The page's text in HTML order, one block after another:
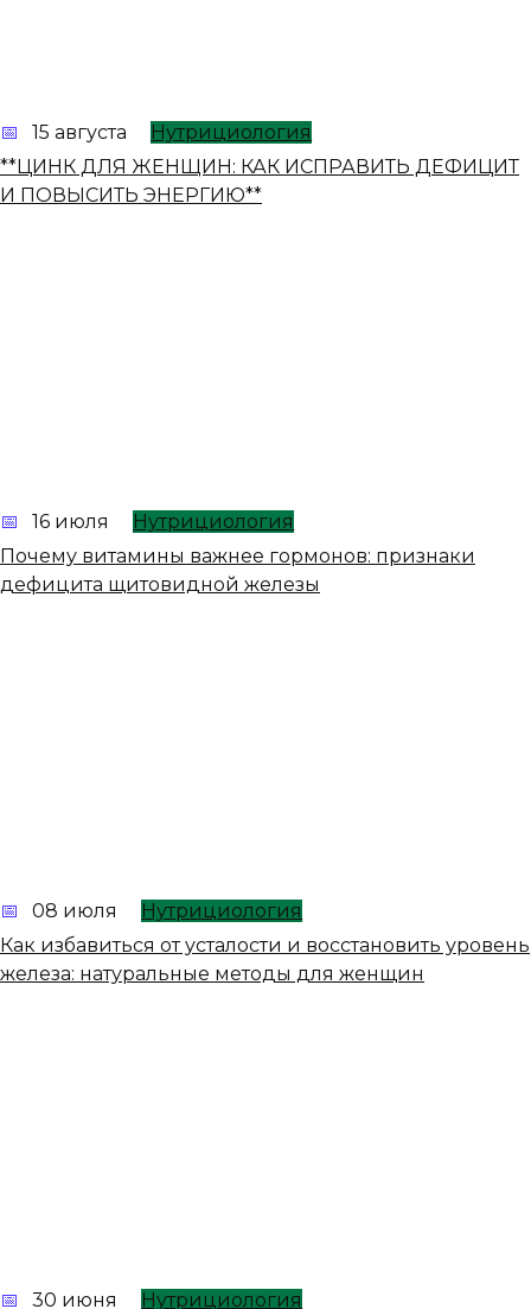
15 августа
Нутрициология
**ЦИНК ДЛЯ ЖЕНЩИН: КАК ИСПРАВИТЬ ДЕФИЦИТ
И ПОВЫСИТЬ ЭНЕРГИЮ**
16 июля
Нутрициология
Почему витамины важнее гормонов: признаки
дефицита щитовидной железы
08 июля
Нутрициология
Как избавиться от усталости и восстановить уровень
железа: натуральные методы для женщин
30 июня Нутрициология